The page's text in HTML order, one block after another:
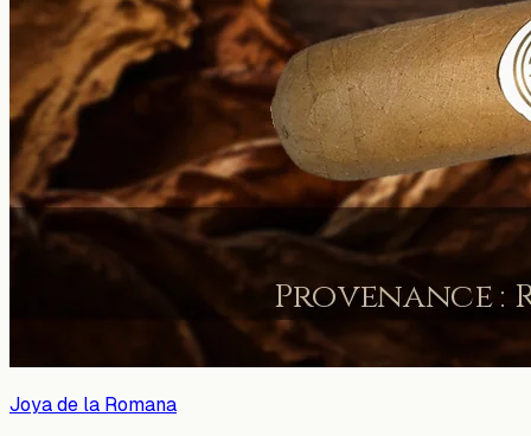
Joya de la Romana